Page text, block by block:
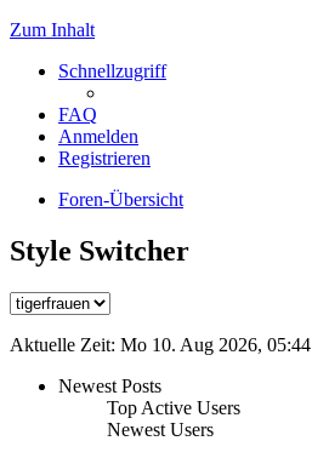
Zum Inhalt
Schnellzugriff
FAQ
Anmelden
Registrieren
Foren-Übersicht
Style Switcher
Aktuelle Zeit: Mo 10. Aug 2026, 05:44
Newest Posts
Top Active Users
Newest Users